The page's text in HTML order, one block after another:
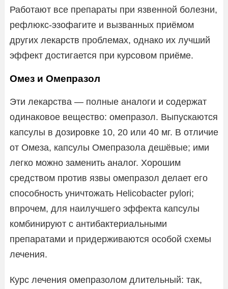
Работают все препараты при язвенной болезни,
рефлюкс-эзофагите и вызванных приёмом
других лекарств проблемах, однако их лучший
эффект достигается при курсовом приёме.
Омез и Омепразол
Эти лекарства — полные аналоги и содержат
одинаковое вещество: омепразол. Выпускаются
капсулы в дозировке 10, 20 или 40 мг. В отличие
от Омеза, капсулы Омепразола дешёвые; ими
легко можно заменить аналог. Хорошим
средством против язвы омепразол делает его
способность уничтожать Helicobacter pylori;
впрочем, для наилучшего эффекта капсулы
комбинируют с антибактериальными
препаратами и придерживаются особой схемы
лечения.
Курс лечения омепразолом длительный: так,